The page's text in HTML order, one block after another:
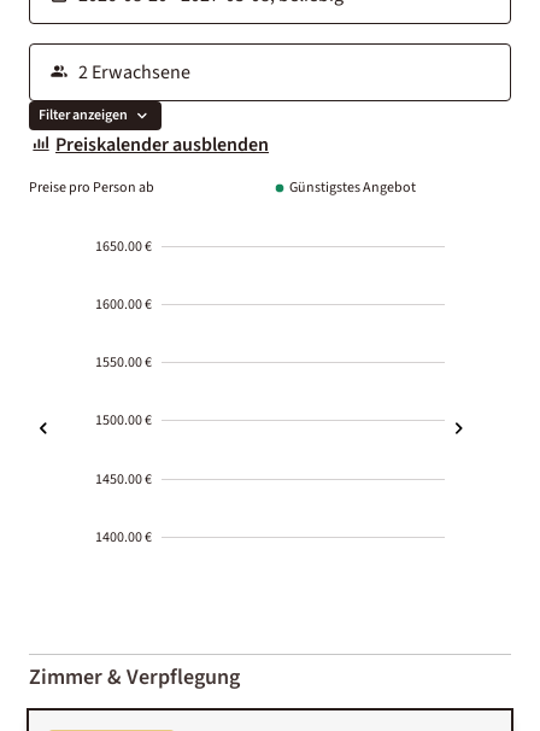
Filter anzeigen
Preiskalender ausblenden
Preise pro Person ab Günstigstes Angebot
1650.00 €
1600.00 €
1550.00 €
1500.00 €
1450.00 €
1400.00 €
01-02
Zimmer & Verpflegung